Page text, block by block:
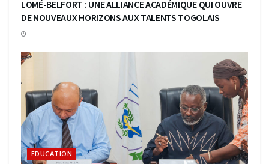
LOMÉ-BELFORT : UNE ALLIANCE ACADÉMIQUE QUI OUVRE
DE NOUVEAUX HORIZONS AUX TALENTS TOGOLAIS
EDUCATION